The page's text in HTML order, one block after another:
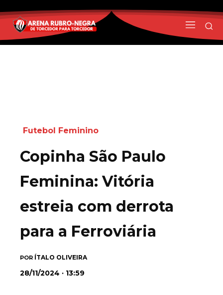
Futebol Feminino
Copinha São Paulo
Feminina: Vitória
estreia com derrota
para a Ferroviária
POR ÍTALO OLIVEIRA
28/11/2024 · 13:59